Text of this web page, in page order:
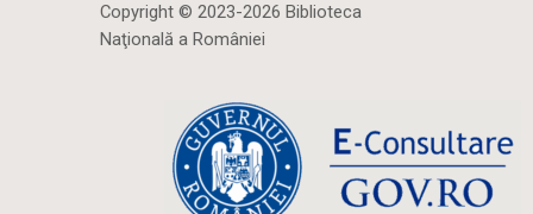
Copyright © 2023-2026 Biblioteca
Naţională a României